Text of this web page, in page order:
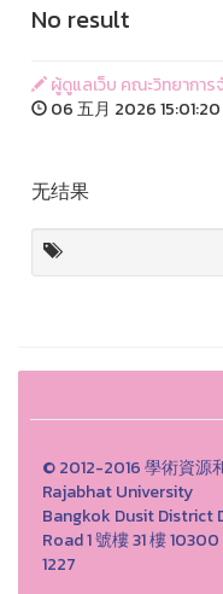
No result
ผู้ดูแลเว็บ คณะวิทยาการ
06 五月 2026 15:01:20
无结果
© 2012-2016 學術資源
Rajabhat University
Bangkok Dusit District
Road 1 號樓 31 樓
1227